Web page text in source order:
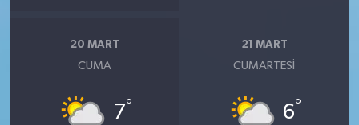
20 MART
CUMA
7°
21 MART
CUMARTESI
6°